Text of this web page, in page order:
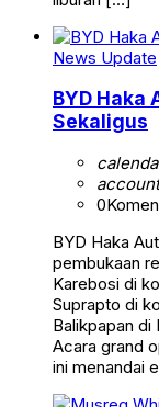
News Update
BYD Haka
Sekaligus
0
BYD Haka
pembukaan
Karebosi di
Suprapto di
Balikpapan di
Acara grand
ini menandai